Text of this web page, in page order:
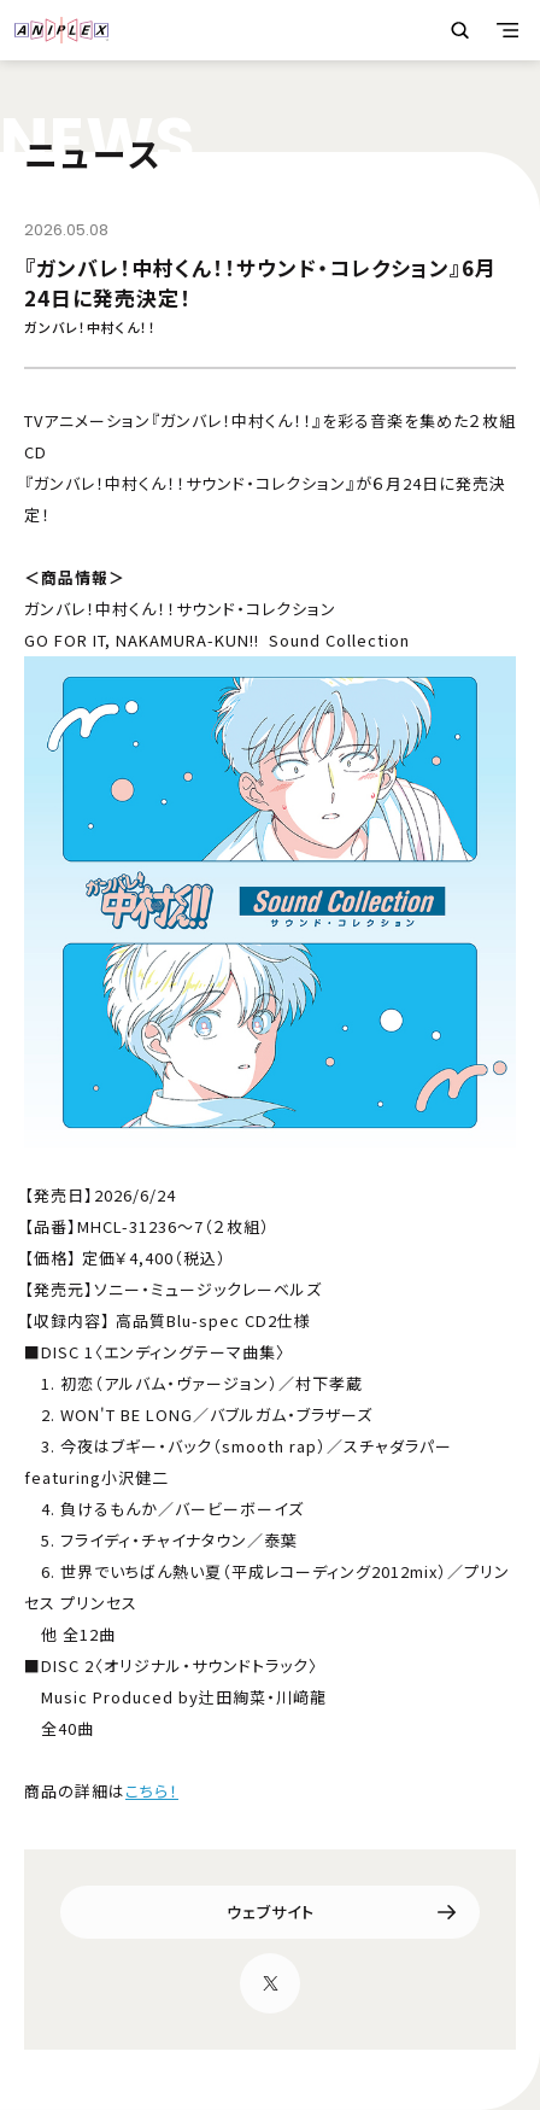
NEWS
ニュース
2026.05.08
『ガンバレ！中村くん！！サウンド・コレクション』6月
24日に発売決定！
ガンバレ！中村くん！！
TVアニメーション『ガンバレ！中村くん！！』を彩る音楽を集めた２枚組
CD
『ガンバレ！中村くん！！サウンド・コレクション』が６月24日に発売決
定！
＜商品情報＞
ガンバレ！中村くん！！サウンド・コレクション
GO FOR IT, NAKAMURA-KUN!! Sound Collection
【発売日】2026/6/24
【品番】MHCL-31236～7（２枚組）
【価格】 定価￥4,400（税込）
【発売元】ソニー・ミュージックレーベルズ
【収録内容】 高品質Blu-spec CD2仕様
■DISC 1〈エンディングテーマ曲集〉
1. 初恋（アルバム・ヴァージョン）／村下孝蔵
2. WON'T BE LONG／バブルガム・ブラザーズ
3. 今夜はブギー・バック（smooth rap）／スチャダラパー
featuring小沢健二
4. 負けるもんか／バービーボーイズ
5. フライディ・チャイナタウン／泰葉
6. 世界でいちばん熱い夏（平成レコーディング2012mix）／プリン
セス プリンセス
他 全12曲
■DISC 2〈オリジナル・サウンドトラック〉
Music Produced by辻田絢菜・川﨑龍
全40曲
商品の詳細はこちら！
ウェブサイト